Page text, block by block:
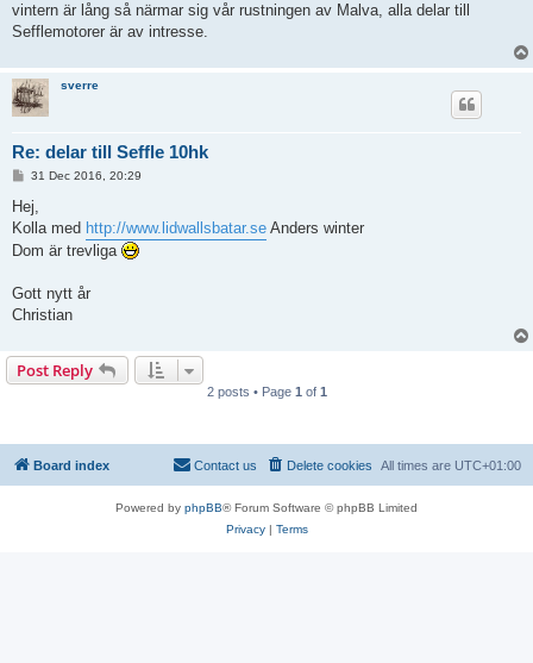
vintern är lång så närmar sig vår rustningen av Malva, alla delar till
Sefflemotorer är av intresse.
sverre
Re: delar till Seffle 10hk
P
s
31 Dec 2016, 20:29
Hej,
Kolla med http://www.lidwallsbatar.se Anders winter
Dom är trevliga
Gott nytt år
Christian
Post Reply
2 posts • Page 1 of 1
Board index All times are UTC+01:00
Delete cookies
Contact us
Powered by phpBB® Forum Software © phpBB Limited
Privacy| Terms